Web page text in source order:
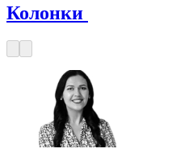
Колонки